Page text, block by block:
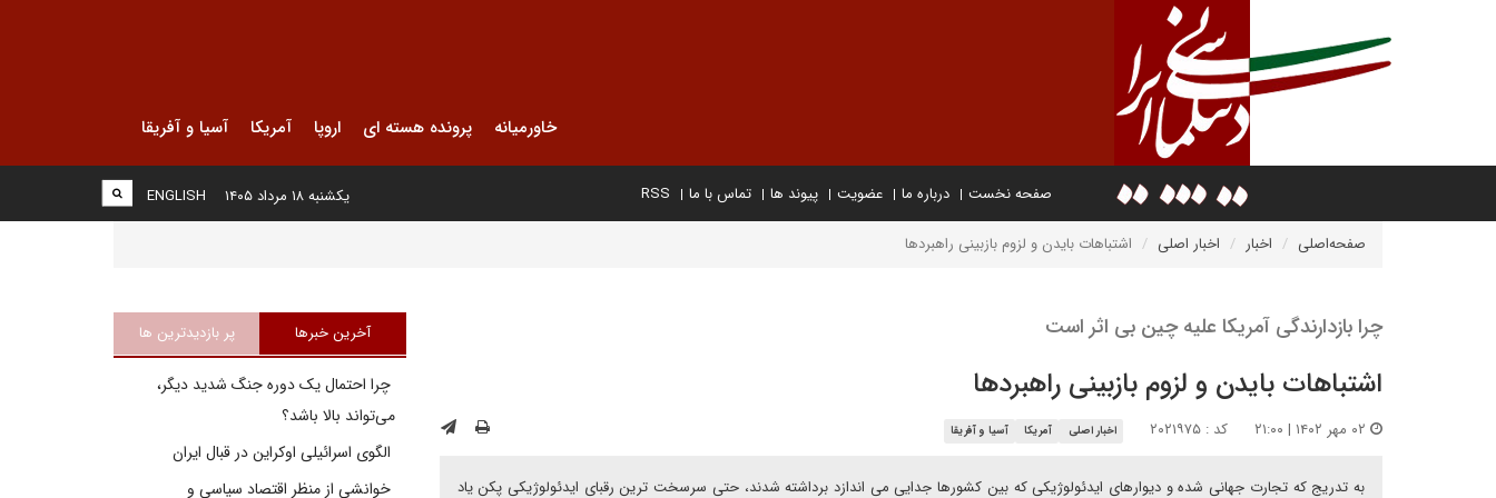
خاورمیانه پرونده هسته ای اروپا آمریکا آسیا و آفریقا
صفحه نخست درباره ما عضویت پیوند ها تماس با ما RSS
ENGLISH یکشنبه ۱۸ مرداد ۱۴۰۵
صفحه‌اصلی اخبار اخبار اصلی اشتباهات بایدن و لزوم بازبینی راهبردها
چرا بازدارندگی آمریکا علیه چین بی اثر است
اشتباهات بایدن و لزوم بازبینی راهبردها
کد : ۲۰۲۱۹۷۵ اخبار اصلی آمریکا آسیا و آفریقا
به تدریج که تجارت جهانی شده و دیوارهای ایدئولوژیکی که بین کشورها جدایی می اندازد برداشته شدند، حتی سرسخت ترین رقبای ایدئولوژیکی پکن یاد
آخرین خبرها پر بازدیدترین ها
چرا احتمال یک دوره جنگ شدید دیگر،
می‌تواند بالا باشد؟
الگوی اسرائیلی اوکراین در قبال ایران
خوانشی از منظر اقتصاد سیاسی و